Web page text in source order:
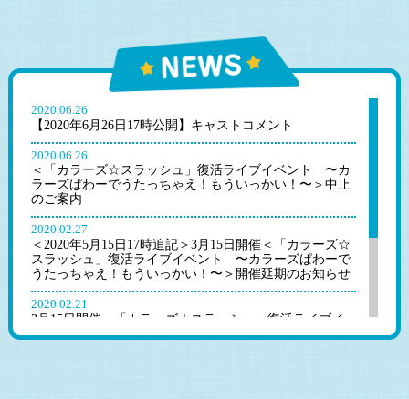
2020.06.26
【2020年6月26日17時公開】キャストコメント
2020.06.26
＜「カラーズ☆スラッシュ」復活ライブイベント 〜カ
ラーズぱわーでうたっちゃえ！もういっかい！〜＞中止
のご案内
2020.02.27
＜2020年5月15日17時追記＞3月15日開催＜「カラーズ☆
スラッシュ」復活ライブイベント 〜カラーズぱわーで
うたっちゃえ！もういっかい！〜＞開催延期のお知らせ
2020.02.21
3月15日開催＜「カラーズ☆スラッシュ」復活ライブイ
ベント 〜カラーズぱわーでうたっちゃえ！もういっか